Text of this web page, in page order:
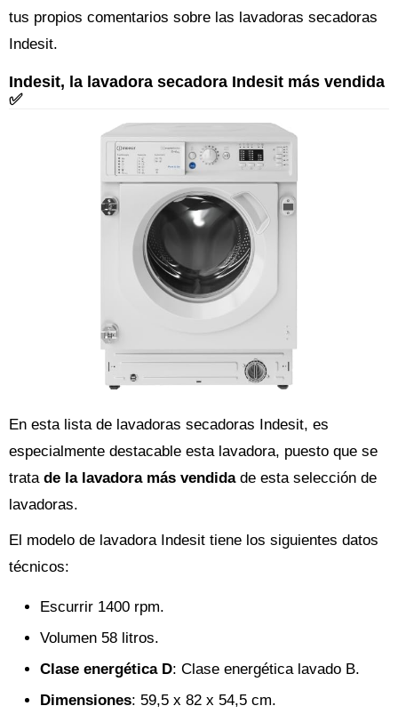
tus propios comentarios sobre las lavadoras secadoras
Indesit.
Indesit, la lavadora secadora Indesit más vendida
✅
En esta lista de lavadoras secadoras Indesit, es
especialmente destacable esta lavadora, puesto que se
trata de la lavadora más vendidade esta selección de
lavadoras.
El modelo de lavadora Indesit tiene los siguientes datos
técnicos:
Escurrir 1400 rpm.
Volumen 58 litros.
Clase energética D: Clase energética lavado B.
Dimensiones: 59,5 x 82 x 54,5 cm.